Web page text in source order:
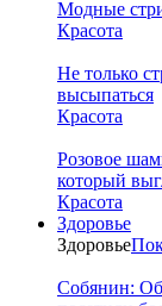
Модные
Красота
Не только
высыпаться
Красота
Розовое
который
Красота
Здоровье
Здоровье
Собянин: